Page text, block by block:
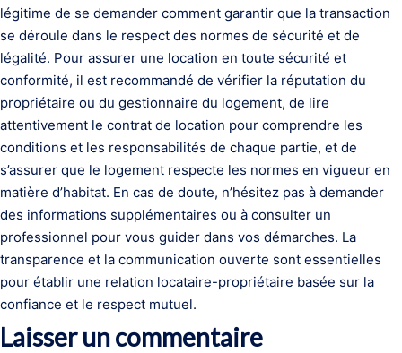
légitime de se demander comment garantir que la transaction
se déroule dans le respect des normes de sécurité et de
légalité. Pour assurer une location en toute sécurité et
conformité, il est recommandé de vérifier la réputation du
propriétaire ou du gestionnaire du logement, de lire
attentivement le contrat de location pour comprendre les
conditions et les responsabilités de chaque partie, et de
s’assurer que le logement respecte les normes en vigueur en
matière d’habitat. En cas de doute, n’hésitez pas à demander
des informations supplémentaires ou à consulter un
professionnel pour vous guider dans vos démarches. La
transparence et la communication ouverte sont essentielles
pour établir une relation locataire-propriétaire basée sur la
confiance et le respect mutuel.
Laisser un commentaire